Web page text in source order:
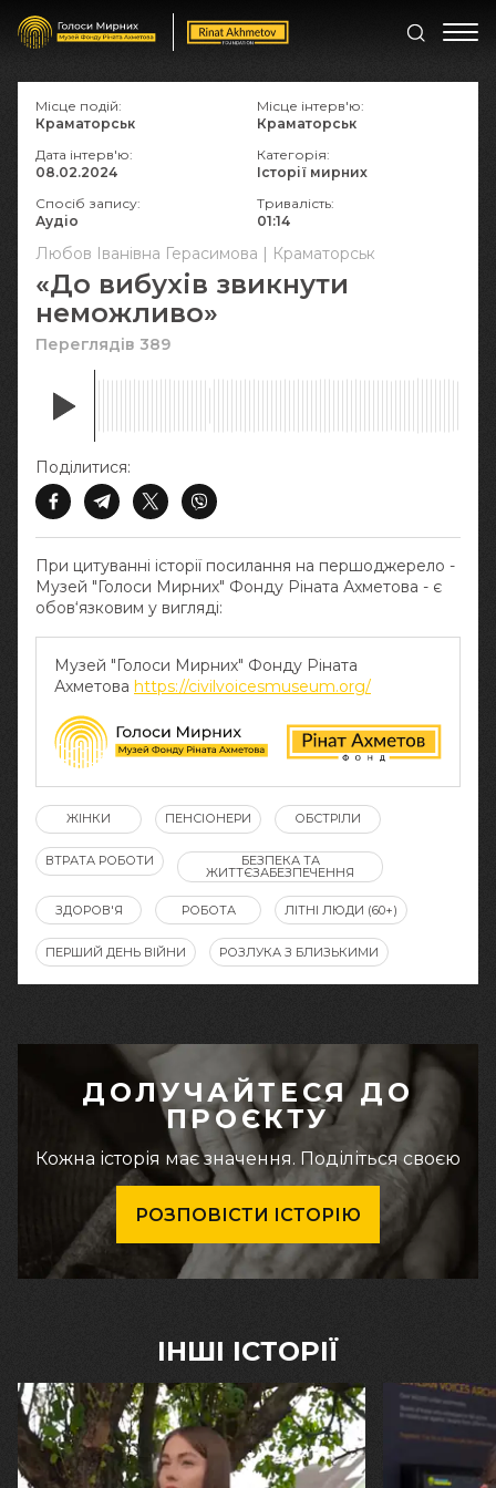
Любов Іванівна Герасимова | Краматорськ
«До вибухів звикнути
неможливо»
Переглядів 389
При цитуванні історії посилання на першоджерело -
Музей "Голоси Мирних" Фонду Ріната Ахметова - є
обов‘язковим у вигляді:
Музей "Голоси Мирних" Фонду Ріната
Ахметова https://civilvoicesmuseum.org/
Поділитися:
Місце подій:
Краматорськ
Місце інтерв'ю:
Краматорськ
Дата інтерв'ю:
08.02.2024
Категорія:
Історії мирних
Спосіб запису:
Аудіо
Тривалість:
01:14
ЖІНКИ ПЕНСІОНЕРИ ОБСТРІЛИ
ВТРАТА РОБОТИ БЕЗПЕКА ТА
ЖИТТЄЗАБЕЗПЕЧЕННЯ
ЗДОРОВ'Я РОБОТА ЛІТНІ ЛЮДИ (60+)
ПЕРШИЙ ДЕНЬ ВІЙНИ РОЗЛУКА З БЛИЗЬКИМИ
ДОЛУЧАЙТЕСЯ ДО
ПРОЄКТУ
Кожна історія має значення. Поділіться своєю
РОЗПОВІСТИ ІСТОРІЮ
ІНШІ ІСТОРІЇ